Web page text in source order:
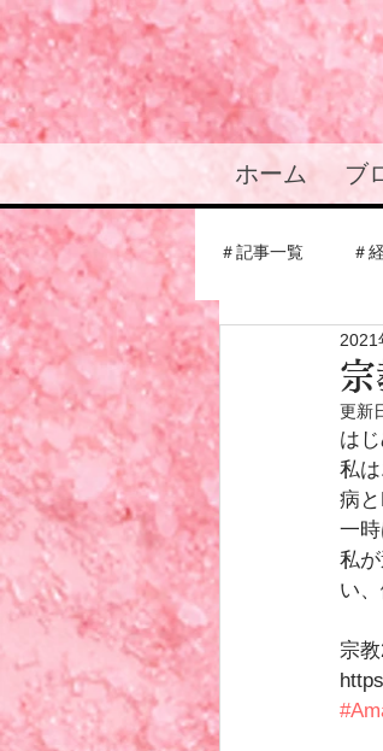
ホーム ブ
＃記事一覧 ＃
＃結婚・恋愛
＃応援メッセ
2021
更新
は
私
病と
一
私
い
宗